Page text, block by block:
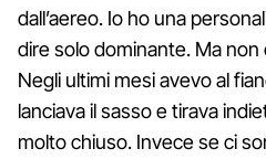
dall’aereo. Io ho una
dire solo dominante. Ma
Negli ultimi mesi avevo al
lanciava il sasso e tirava
molto chiuso. Invece se ci